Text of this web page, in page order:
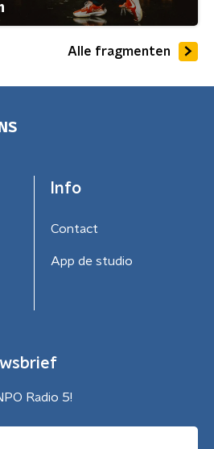
Alle fragmenten
Info
Contact
App de studio
Radio 5!